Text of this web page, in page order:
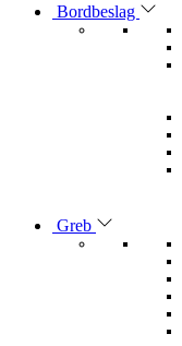
Bordbeslag
Greb